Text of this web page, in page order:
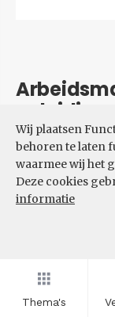
Thema's
Wij plaatsen
behoren te laten
waarmee wij het
Deze cookies
informatie
opleiding
EN